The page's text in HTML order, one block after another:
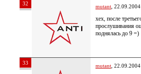
32 mutant ,
хех, после
прослушивания
поднялась до 9 =)
33 mutant ,